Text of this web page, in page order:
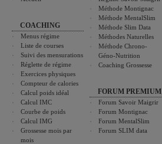
COACHING
Menus régime
Liste de courses
Suivi des mensurations
Réglette de régime
Exercices physiques
Compteur de calories
Calcul poids idéal
Calcul IMC
Courbe de poids
Calcul IMG
Grossesse mois par
mois
Méthode Montignac
Méthode MentalSlim
Méthode Slim Data
Méthodes Naturelles
Méthode Chrono-
Géno-Nutrition
Coaching Grossesse
FORUM PREMIUM
Forum Savoir Maigrir
Forum Montignac
Forum MentalSlim
Forum SLIM data